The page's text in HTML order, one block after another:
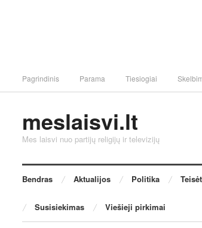
Pagrindinis Parama Tiesiogiai
meslaisvi.lt
Mes laisvi nuo partijų religijų ir televizijų
Bendras Aktualijos Politika
Susisiekimas Viešieji pirkimai